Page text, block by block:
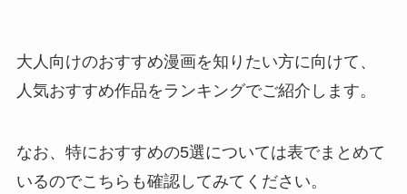
大人向けのおすすめ漫画を知りたい方に向けて、
人気おすすめ作品をランキングでご紹介します。
なお、特におすすめの5選については表でまとめて
いるのでこちらも確認してみてください。